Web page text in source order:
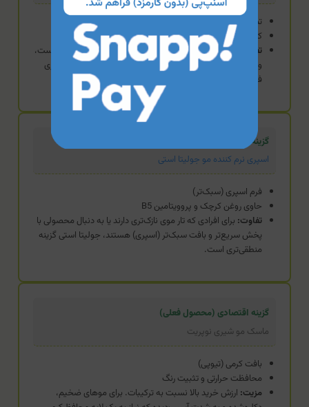
تمرکز بر پروتئین ابریشم
کاهش شدید زبری مو
تفاوت:
اگر موهای شما به شدت گره‌خورده، کدر و خشن شده است،
وجود پروتئین ابریشم در محصول بویسا قدرت لغزندگی و بازسازی
فیزیکی بالاتری نسبت به ترکیبات پایه ارائه می‌دهد.
گزینه استاندارد
اسپری نرم کننده مو جولیتا استی
فرم اسپری (سبک‌تر)
حاوی روغن کرچک و پروویتامین B5
تفاوت: برای افرادی که تار موی نازک‌تری دارند یا به دنبال محصولی با
پخش سریع‌تر و بافت سبک‌تر (اسپری) هستند، جولیتا استی گزینه
منطقی‌تری است.
گزینه اقتصادی (محصول فعلی)
ماسک مو شیری نوپریت
بافت کرمی (تیوپی)
محافظت حرارتی و تثبیت رنگ
مزیت: ارزش خرید بالا نسبت به ترکیبات. برای موهای ضخیم،